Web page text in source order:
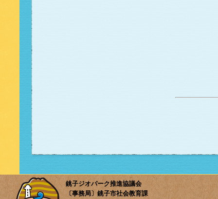
銚子ジオパーク推進協議会
〔事務局〕銚子市社会教育課